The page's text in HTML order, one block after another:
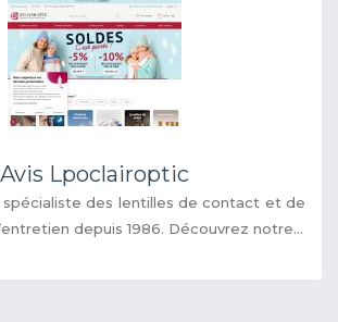
Avis Lpoclairoptic
spécialiste des lentilles de contact et de
depuis 1986. Découvrez notre...